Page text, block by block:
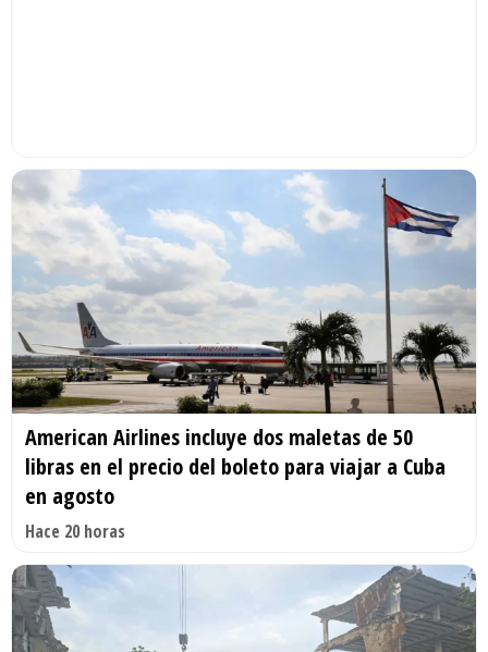
American Airlines incluye dos maletas de 50
libras en el precio del boleto para viajar a Cuba
en agosto
Hace 20 horas